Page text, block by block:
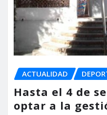
ACTUALIDAD
Hasta el 4 de
optar a la